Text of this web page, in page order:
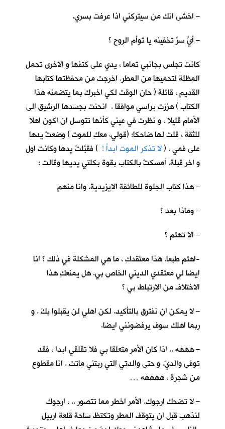
– اخشى انك من سيتركني اذا عرفت بسري.
– أيُّ سرٍّ تخفينه يا تَوأم الروح ؟
كانت تجلس بجانبي تماما ، يدي على كتفها و الاخرى تحمل
المظلة لتحميها من المطر. اخرجت من محفظتها كتابها
القديم ، قائلة ( حان الوقت لكي اخبرك بما يتضمنه هذا
الكتاب ) هززت براسي موافقا . انحنت بجسدها الرشيق الى
الأمام قليلا ، و نظرت في عيني كأنها تتوسل ان اكون اهلا
للثقة ، قلت لها ضاحكا: (قولي، معكِ للموت ) وضعتْ يدها
على فمي ، (لا تذكر الموت ابداً ! ) فقبَّلتُ يدها وكانت اول
و اخر قبلة. أمسكتْ بالكتاب بقوة بكلتي يديها وقالت :
– هذا كتاب الجلوة للطائفة الايزيدية. وانا منهم
– وماذا بعد ؟
– الا تهتم ؟
-اهتم طبعا. هذا معتقدكِ ، ما هي المشكلة في ذلك ؟ انا
ايضا لي معتقدي الديني الخاص بي. هل يمنعكِ هذا
الاختلاف من الارتباط بي ؟
– لا يمكن ان نفترق بالتأكيد. لكن اهلي لن يقبلوا بكَ . و
ربما اهلك سوف يرفضونني ايضا.
– هههه .. اذا كان الأمر متعلقا بي فلا تقلقي ابدا ، فقد
توفى والديّ. و حتى والدتي التي ربتني ماتت . انا مقطوع
من شجرة ، ههههه …
– لا تضحك ارجوك. الأمر اخطر مما تتصور .. ، ارجوك
لنذهب قبل ان يتوقف المطر وتكتظ ساحة قلعة اربيل